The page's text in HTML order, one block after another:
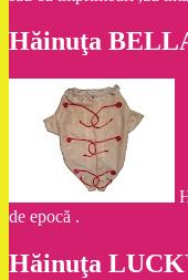
Hăinuţa
de epocă .
Hăinuţa